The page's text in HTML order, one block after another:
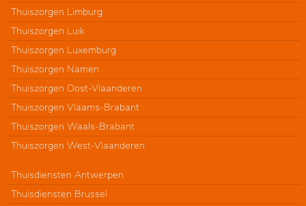
Thuiszorgen Limburg
Thuiszorgen Luik
Thuiszorgen Luxemburg
Thuiszorgen Namen
Thuiszorgen Oost-Vlaanderen
Thuiszorgen Vlaams-Brabant
Thuiszorgen Waals-Brabant
Thuiszorgen West-Vlaanderen
Thuisdiensten Antwerpen
Thuisdiensten Brussel